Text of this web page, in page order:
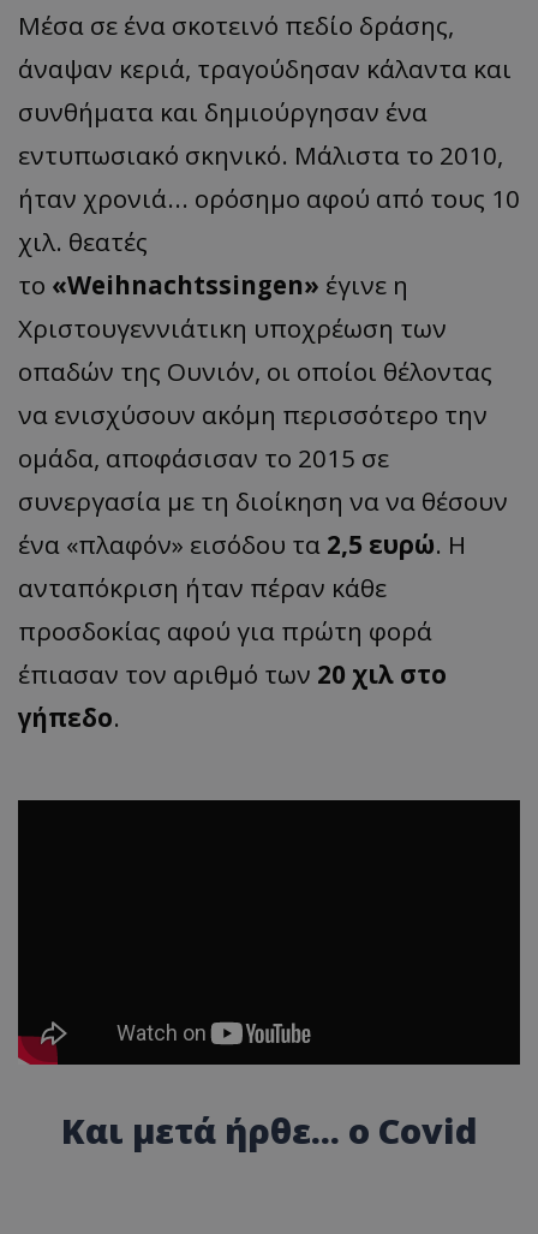
Μέσα σε ένα σκοτεινό πεδίο δράσης,
άναψαν κεριά, τραγούδησαν κάλαντα και
συνθήματα και δημιούργησαν ένα
εντυπωσιακό σκηνικό. Μάλιστα το 2010,
ήταν χρονιά... ορόσημο αφού από τους 10
χιλ. θεατές
το «Weihnachtssingen» έγινε η
Χριστουγεννιάτικη υποχρέωση των
οπαδών της Ουνιόν, oι οποίοι θέλοντας
να ενισχύσουν ακόμη περισσότερο την
ομάδα, αποφάσισαν το 2015 σε
συνεργασία με τη διοίκηση να να θέσουν
ένα «πλαφόν» εισόδου τα 2,5 ευρώ. Η
ανταπόκριση ήταν πέραν κάθε
προσδοκίας αφού για πρώτη φορά
έπιασαν τον αριθμό των 20 χιλ στο
γήπεδο.
Και μετά ήρθε... ο Covid